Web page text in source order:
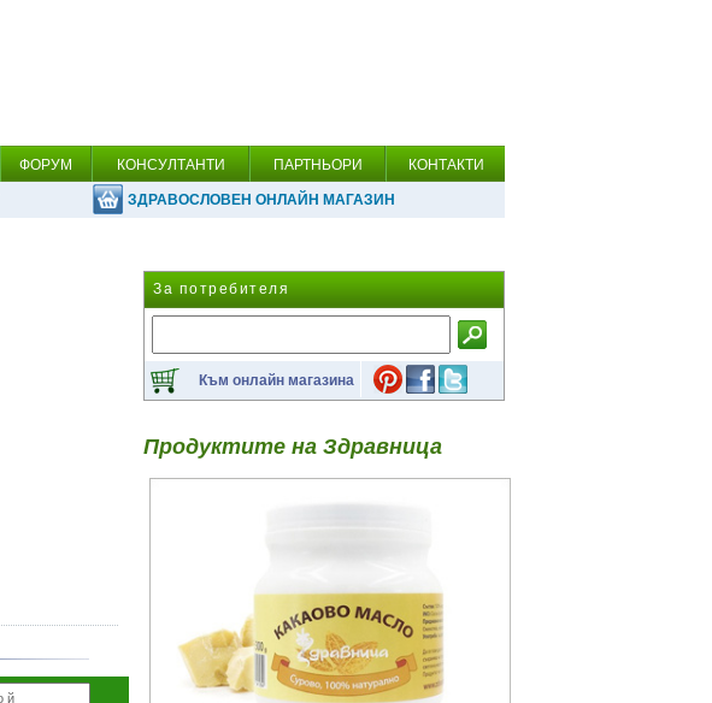
ФОРУМ КОНСУЛТАНТИ ПАРТНЬОРИ КОНТАКТИ
ЗДРАВОСЛОВЕН ОНЛАЙН МАГАЗИН
За потребителя
Към онлайн магазина
Продуктите на Здравница